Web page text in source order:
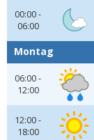
00:00 -
06:00
Montag
06:00 -
12:00
12:00 -
18:00